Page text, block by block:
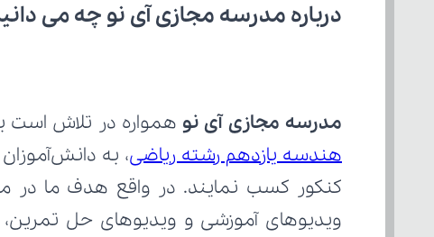
درباره مدرسه مجازی آی نو چه می‌
مدرسه مجازی آی نو همواره در تلاش است
هندسه یازدهم رشته ریاضی